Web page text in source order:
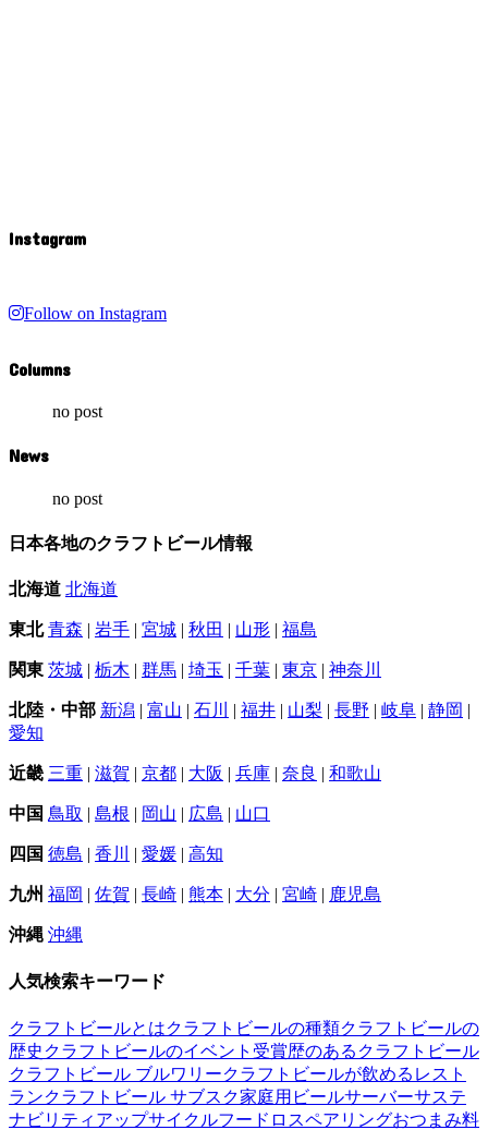
Instagram
Follow on Instagram
Columns
no post
News
no post
日本各地のクラフトビール情報
北海道 北海道
東北 青森 | 岩手 | 宮城 | 秋田 | 山形 | 福島
関東 茨城 | 栃木 | 群馬 | 埼玉 | 千葉 | 東京 | 神奈川
北陸・中部 新潟 | 富山 | 石川 | 福井 | 山梨 | 長野 | 岐阜 | 静岡 |
愛知
近畿 三重 | 滋賀 | 京都 | 大阪 | 兵庫 | 奈良 | 和歌山
中国 鳥取 | 島根 | 岡山 | 広島 | 山口
四国 徳島 | 香川 | 愛媛 | 高知
九州 福岡 | 佐賀 | 長崎 | 熊本 | 大分 | 宮崎 | 鹿児島
沖縄 沖縄
人気検索キーワード
クラフトビールとはクラフトビールの種類クラフトビールの
歴史 クラフトビールのイベント 受賞歴のあるクラフトビール
クラフトビール ブルワリークラフトビールが飲めるレスト
ランクラフトビール サブスク家庭用ビールサーバーサステ
ナビリティ アップサイクルフードロスペアリングおつまみ料